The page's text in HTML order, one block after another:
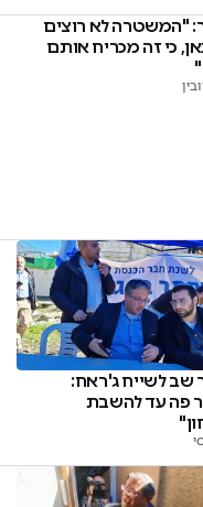
"המשטרה לא רוצים
כי זה מכריח אותם
שב לשייח ג'ראח:
פה עד להשבת